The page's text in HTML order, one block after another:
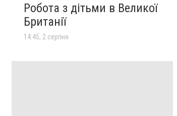
Робота з дітьми в Великої
Британії
14:45, 2 серпня